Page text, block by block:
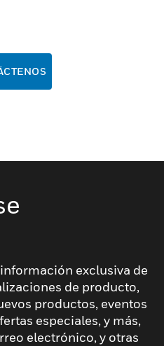
exclusiva de
de producto,
productos, eventos
especiales, y más,
electrónico, y otras